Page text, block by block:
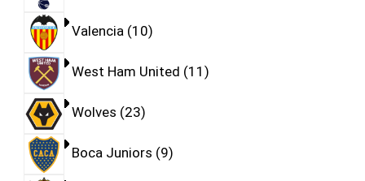
Valencia 10
West Ham United 11
Wolves 23
Boca Juniors 9